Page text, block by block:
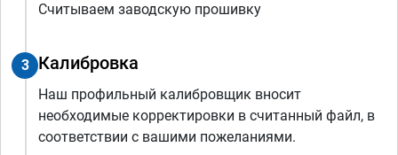
Считываем заводскую прошивку
3 Калибровка
Наш профильный калибровщик вносит
необходимые корректировки в считанный файл, в
соответствии с вашими пожеланиями.